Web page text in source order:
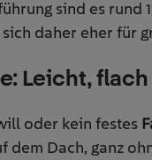
sind es rund
daher eher für
Leicht,
oder kein festes
dem Dach, ganz